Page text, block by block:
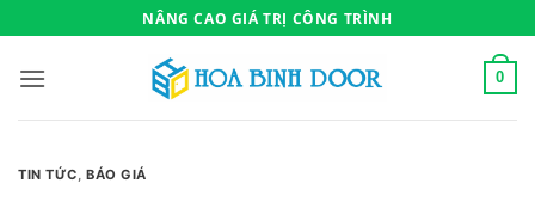
qua
nội
NÂNG CAO GIÁ TRỊ CÔNG TRÌNH
0
TIN TỨC,BÁO GIÁ